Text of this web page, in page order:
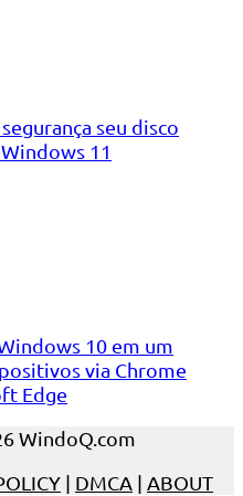
seu disco
11
10 em um
via Chrome
Edge
WindoQ.com
| DMCA | ABOUT